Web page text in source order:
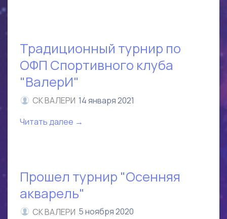
Традиционный турнир по
ОФП Спортивного клуба
"ВалерИ"
СК ВАЛЕРИ 14 января 2021
Читать далее →
Прошел турнир "Осенняя
акварель"
СК ВАЛЕРИ 5 ноября 2020